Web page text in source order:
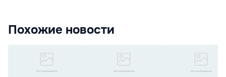
Похожие новости